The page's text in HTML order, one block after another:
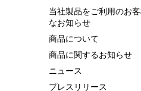
当社製品をご利用のお
なお知らせ
商品について
商品に関するお知らせ
ニュース
プレスリリース